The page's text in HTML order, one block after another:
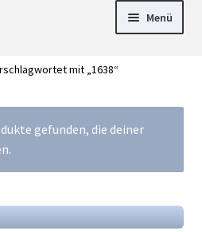
Menü
►
t
Downlights
►
Deckenleuch
►
►
Versandarten
► Zahlarten
mit „1638“
gefunden, die deiner